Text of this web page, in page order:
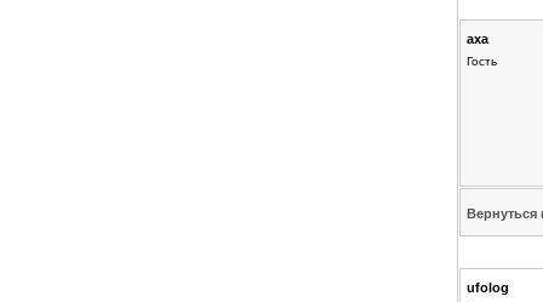
axa
Гость
Вернуться
ufolog